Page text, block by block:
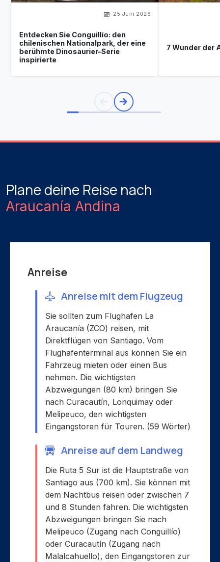
25 Juni 2026
Entdecken Sie Conguillío: den
chilenischen Nationalpark, der eine
berühmte Dinosaurier-Serie
inspirierte
7 Wunder der
Plane deine Reise nach
Araucanía Andina
Anreise
Anreise mit dem Flugzeug
Sie sollten zum Flughafen La
Araucanía (ZCO) reisen, mit
Direktflügen von Santiago. Vom
Flughafenterminal aus können Sie ein
Fahrzeug mieten oder einen Bus
nehmen. Die wichtigsten
Abzweigungen (80 km) bringen Sie
nach Curacautín, Lonquimay oder
Melipeuco, den wichtigsten
Eingangstoren für Touren. (59 Wörter)
Anreise auf dem Landweg
Die Ruta 5 Sur ist die Hauptstraße von
Santiago aus (700 km). Sie können mit
dem Nachtbus reisen oder zwischen 7
und 8 Stunden fahren. Die wichtigsten
Abzweigungen bringen Sie nach
Melipeuco (Zugang nach Conguillío)
oder Curacautín (Zugang nach
Malalcahuello), den Eingangstoren zur